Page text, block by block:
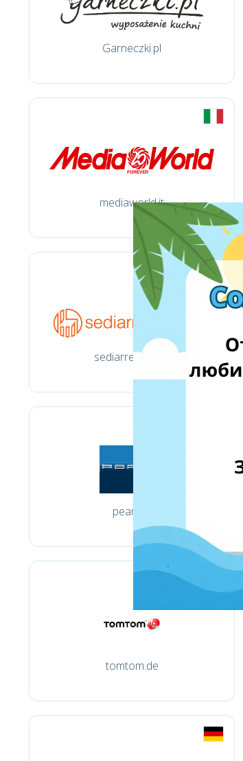
Garneczki.pl
mediaworld.it
sediarreda.com
pearl.de
tomtom.de